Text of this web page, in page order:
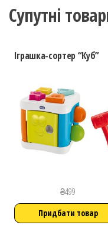
Супутні
Іграшка-сортер “Куб”
₴499
Придбати товар